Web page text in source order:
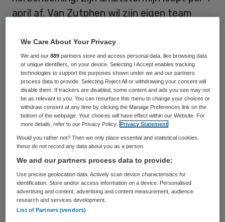
april af. Van Zutphen wil zijn eigen team
Hij is sinds april vorig jaar de Nationale
Ombudsman. Sinds zijn komst heeft Van
Zutphen bekeken wat organisatorisch nodig
is om zijn ambities voor het ambt te
realiseren. Dat vraagt volgens hem
veranderingen in de organisatie. Hij wil dat
de organisatie aansluit bij ontwikkelingen
binnen de maatschappij en de overheid.
“Ik ben me ervan bewust dat verandering
leidt tot onzekerheid en onrust over wat
het gaat betekenen voor medewerkers. Ik
We Care About Your Privacy
We and our889 partners store and access personal data, like browsing data
or unique identifiers, on your device. Selecting I Accept enables tracking
technologies to support the purposes shown under we and our partners
process data to provide. Selecting Reject All or withdrawing your consent will
disable them. If trackers are disabled, some content and ads you see may not
be as relevant to you. You can resurface this menu to change your choices or
withdraw consent at any time by clicking the Manage Preferences link on the
bottom of the webpage. Your choices will have effect within our Website. For
more details, refer to our Privacy Policy.
Privacy Statement
Would you rather not? Then we only place essential and statistical cookies,
these do not record any data about you as a person
We and our partners process data to provide:
Use precise geolocation data. Actively scan device characteristics for
identification. Store and/or access information on a device. Personalised
advertising and content, advertising and content measurement, audience
research and services development.
List of Partners (vendors)